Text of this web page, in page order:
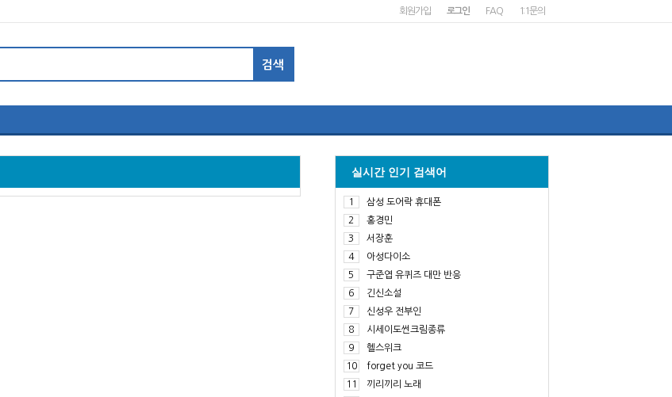
회원가입 로그인 FAQ 1:1문의
실시간 인기 검색어
1
삼성 도어락 휴대폰
2
홍경민
3
서장훈
4
아성다이소
5
구준엽 유퀴즈 대만 반응
6
긴신소설
7
신성우 전부인
8
시세이도썬크림종류
9
헬스위크
10
forget you 코드
11
끼리끼리 노래